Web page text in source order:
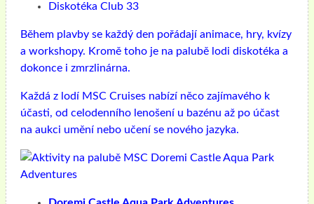
Diskotéka Club 33
Během plavby se každý den pořádají animace, hry, kvízy
a workshopy. Kromě toho je na palubě lodi diskotéka a
dokonce i zmrzlinárna.
Každá z lodí MSC Cruises nabízí něco zajímavého k
účasti, od celodenního lenošení u bazénu až po účast
na aukci umění nebo učení se nového jazyka.